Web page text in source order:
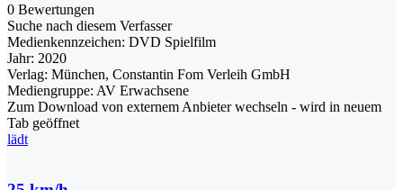
0 Bewertungen
Suche nach diesem Verfasser
Medienkennzeichen: DVD Spielfilm
Jahr: 2020
Verlag: München, Constantin Fom Verleih GmbH
Mediengruppe: AV Erwachsene
Zum Download von externem Anbieter wechseln - wird in neuem
Tab geöffnet
lädt